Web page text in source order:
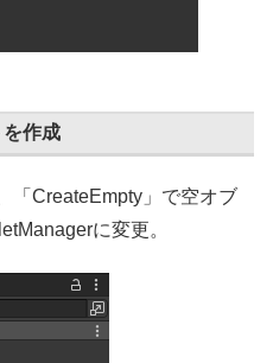
作成
「CreateEmpty」で空オブ
に変更。